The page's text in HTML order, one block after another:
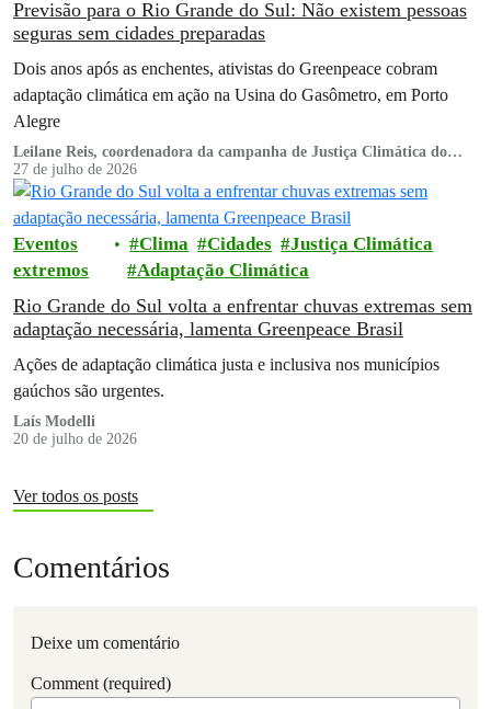
Previsão para o Rio Grande do Sul: Não existem pessoas
seguras sem cidades preparadas
Dois anos após as enchentes, ativistas do Greenpeace cobram
adaptação climática em ação na Usina do Gasômetro, em Porto
Alegre
Leilane Reis, coordenadora da campanha de Justiça Climática do
Greenpeace Brasil
27 de julho de 2026
Eventos
extremos
Clima Cidades
Justiça Climática
Adaptação Climática
Rio Grande do Sul volta a enfrentar chuvas extremas sem
adaptação necessária, lamenta Greenpeace Brasil
Ações de adaptação climática justa e inclusiva nos municípios
gaúchos são urgentes.
Laís Modelli
20 de julho de 2026
Ver todos os posts
Comentários
Deixe um comentário
Comment (required)